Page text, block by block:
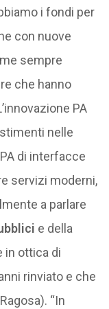
i fondi per
con nuove
sempre
che hanno
PA
nelle
di interfacce
servizi moderni,
a parlare
e della
in ottica di
rinviato e che
“In